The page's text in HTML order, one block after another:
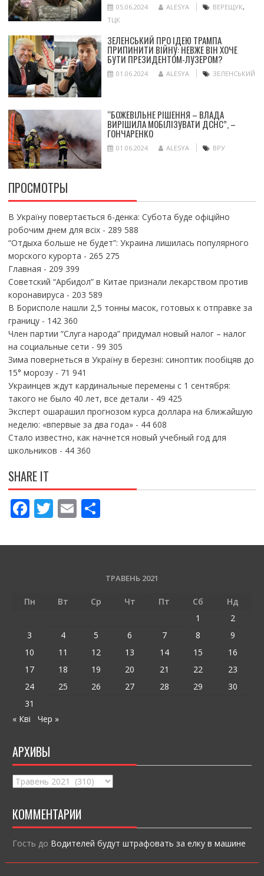
05.06.2024 ALESYA ВЕРЕЩУК,
ТЦК
ЗЕЛЕНСЬКИЙ ПРО ІДЕЮ ТРАМПА
ПРИПИНИТИ ВІЙНУ: НЕВЖЕ ВІН ХОЧЕ
БУТИ ПРЕЗИДЕНТОМ-ЛУЗЕРОМ?
01.06.2024 ALESYA ЗЕЛЕНСЬКИЙ
“БОЖЕВІЛЬНЕ РІШЕННЯ – ВЛАДА
ВИРІШИЛА МОБІЛІЗУВАТИ ДСНС”, –
ГОНЧАРЕНКО
01.06.2024 ALESYA ВРУ
ПРОСМОТРЫ
В Україну повертається 6-денка: Субота буде офіційно
робочим днем для всіх- 289 588
“Отдыха больше не будет”: Украина лишилась популярного
морского курорта - 265 275
Главная - 209 399
Советский “Арбидол” в Китае признали лекарством против
коронавируса - 203 589
В Борисполе нашли 2,5 тонны масок, готовых к отправке за
границу- 142 360
Член партии “Слуга народа” придумал новый налог – налог
на социальные сети - 99 305
Зима повернеться в Україну в березні: синоптик пообіцяв до
15° морозу- 71 941
Украинцев ждут кардинальные перемены с 1 сентября:
такого не было 40 лет, все детали - 49 425
Эксперт ошарашил прогнозом курса доллара на ближайшую
неделю: «впервые за два года»- 44 608
Стало известно, как начнется новый учебный год для
школьников - 44 360
SHARE IT
F
e
o
T
itt
E
ai
П
ді
и
т
ТРАВЕНЬ 2021
Пн Вт Ср Чт Пт Сб
Нд
1
2
3
4 5 6 7 8
9
10
11 12 13 14 15
16
17
18 19 20 21 22
23
24
25 26 27 28 29
30
31
« Кві
Чер »
АРХИВЫ
Архивы
КОММЕНТАРИИ
Гость до Водителей будут штрафовать за елку в машине